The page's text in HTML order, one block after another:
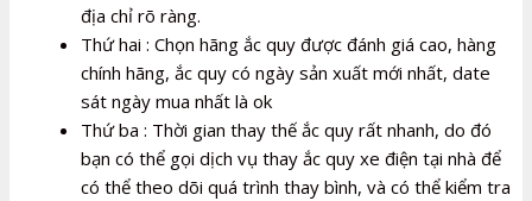
địa chỉ rõ ràng.
Thứ hai : Chọn hãng ắc quy được đánh giá cao, hàng
chính hãng, ắc quy có ngày sản xuất mới nhất, date
sát ngày mua nhất là ok
Thứ ba : Thời gian thay thế ắc quy rất nhanh, do đó
bạn có thể gọi dịch vụ thay ắc quy xe điện tại nhà để
có thể theo dõi quá trình thay bình, và có thể kiểm tra